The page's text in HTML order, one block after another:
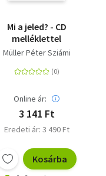
Mi a jeled? - CD
melléklettel
Müller Péter Sziámi
Online ár:
3 141 Ft
Eredeti ár: 3 490 Ft
Kosárba